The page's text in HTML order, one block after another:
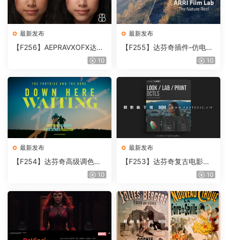
最新发布
【F256】AEPRAVXOFX达芬
奇视频人像磨皮润肤美颜插件
10
最新发布
【F255】达芬奇插件-仿电影
胶片视频调色插件 ARRI Film
10
最新发布
【F254】达芬奇高级调色插
件 Contour V2.2.2 WinMac10
最新发布
【F253】达芬奇复古电影胶
片质感DCTL节点调色预设 M
T V4.0
10